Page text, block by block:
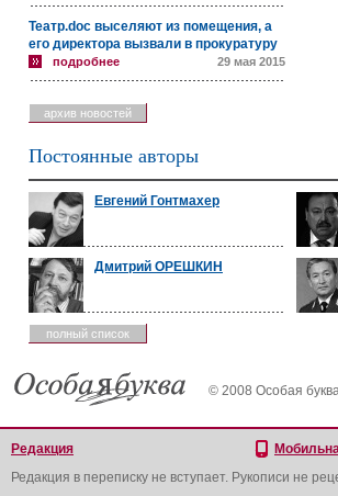
Театр.doc выселяют из помещения, а
его директора вызвали в прокуратуру
подробнее 29 мая 2015
архив новостей
Постоянные авторы
Евгений Гонтмахер
Дмитрий ОРЕШКИН
полный список
© 2008 Особая
Редакция
Редакция в переписку не вступает. Рукописи не